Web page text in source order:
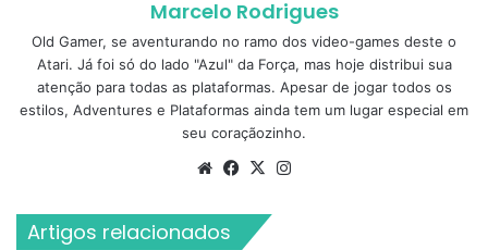
Marcelo Rodrigues
Old Gamer, se aventurando no ramo dos video-games deste o
Atari. Já foi só do lado "Azul" da Força, mas hoje distribui sua
atenção para todas as plataformas. Apesar de jogar todos os
estilos, Adventures e Plataformas ainda tem um lugar especial em
seu coraçãozinho.
WebsiteFacebook
X
Artigos relacionados